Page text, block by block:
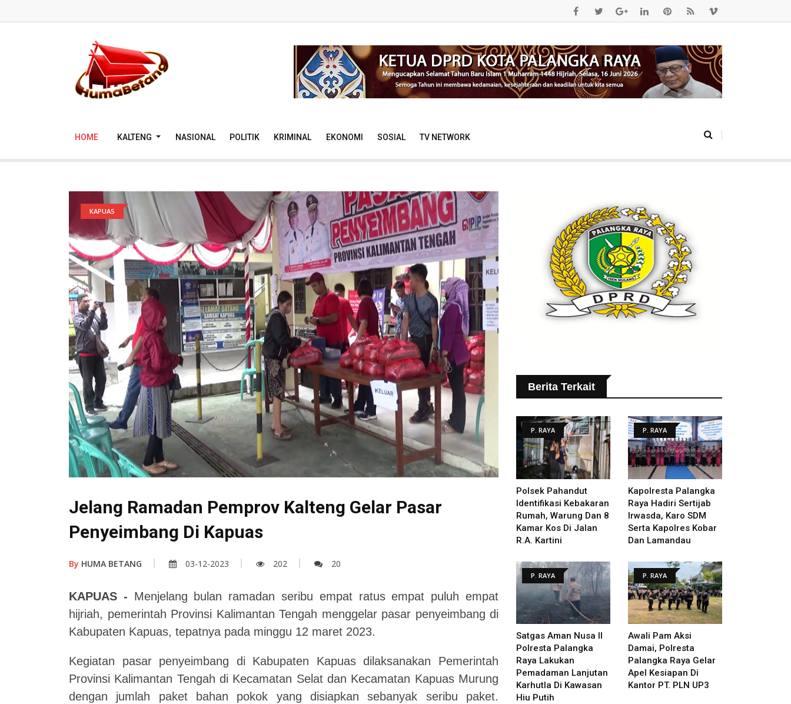
HOME KALTENG NASIONAL POLITIK KRIMINAL EKONOMI SOSIAL TV NETWORK
KAPUAS
Jelang Ramadan Pemprov Kalteng Gelar Pasar
Penyeimbang Di Kapuas
By HUMA BETANG 03-12-2023 202 20
KAPUAS - Menjelang bulan ramadan seribu empat ratus empat puluh empat
hijriah, pemerintah Provinsi Kalimantan Tengah menggelar pasar penyeimbang di
Kabupaten Kapuas, tepatnya pada minggu 12 maret 2023.
Kegiatan pasar penyeimbang di Kabupaten Kapuas dilaksanakan Pemerintah
Provinsi Kalimantan Tengah di Kecamatan Selat dan Kecamatan Kapuas Murung
dengan jumlah paket bahan pokok yang disiapkan sebanyak seribu paket.
Berita Terkait
P. RAYA
Polsek Pahandut
Identifikasi Kebakaran
Rumah, Warung Dan 8
Kamar Kos Di Jalan
R.A. Kartini
P. RAYA
Kapolresta Palangka
Raya Hadiri Sertijab
Irwasda, Karo SDM
Serta Kapolres Kobar
Dan Lamandau
P. RAYA
Satgas Aman Nusa II
Polresta Palangka
Raya Lakukan
Pemadaman Lanjutan
Karhutla Di Kawasan
Hiu Putih
P. RAYA
Awali Pam Aksi
Damai, Polresta
Palangka Raya Gelar
Apel Kesiapan Di
Kantor PT. PLN UP3